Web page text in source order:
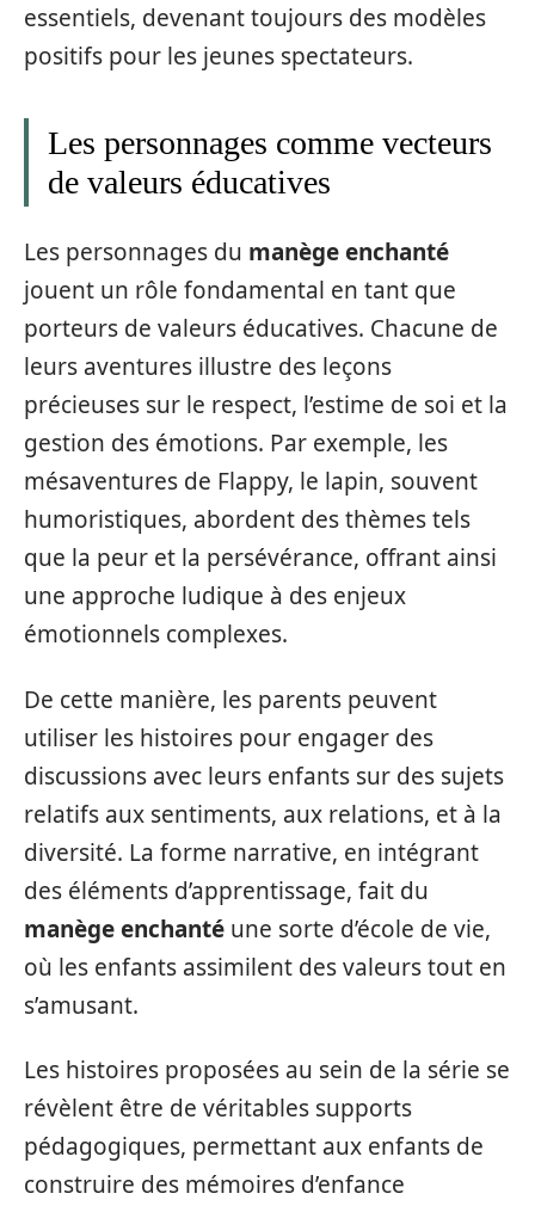
essentiels, devenant toujours des modèles
positifs pour les jeunes spectateurs.
Les personnages comme vecteurs
de valeurs éducatives
Les personnages du manège enchanté
jouent un rôle fondamental en tant que
porteurs de valeurs éducatives. Chacune de
leurs aventures illustre des leçons
précieuses sur le respect, l’estime de soi et la
gestion des émotions. Par exemple, les
mésaventures de Flappy, le lapin, souvent
humoristiques, abordent des thèmes tels
que la peur et la persévérance, offrant ainsi
une approche ludique à des enjeux
émotionnels complexes.
De cette manière, les parents peuvent
utiliser les histoires pour engager des
discussions avec leurs enfants sur des sujets
relatifs aux sentiments, aux relations, et à la
diversité. La forme narrative, en intégrant
des éléments d’apprentissage, fait du
manège enchanté une sorte d’école de vie,
où les enfants assimilent des valeurs tout en
s’amusant.
Les histoires proposées au sein de la série se
révèlent être de véritables supports
pédagogiques, permettant aux enfants de
construire des mémoires d’enfance